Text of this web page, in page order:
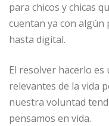
para chicos y chicas
cuentan ya con
hasta digital.
El resolver hacerlo es
relevantes de la vida
nuestra voluntad
pensamos en vida.